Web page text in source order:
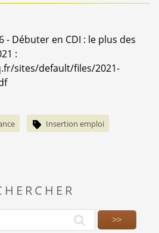
- Débuter en CDI : le plus des
:
sites/default/files/2021-
Insertion emploi